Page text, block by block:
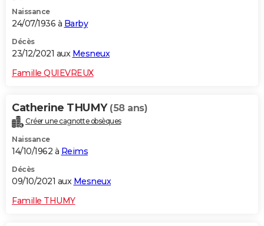
Naissance
24/07/1936 à Barby
Décès
23/12/2021 aux Mesneux
Famille QUIEVREUX
Catherine THUMY (58 ans)
Créer une cagnotte obsèques
Naissance
14/10/1962 à Reims
Décès
09/10/2021 aux Mesneux
Famille THUMY